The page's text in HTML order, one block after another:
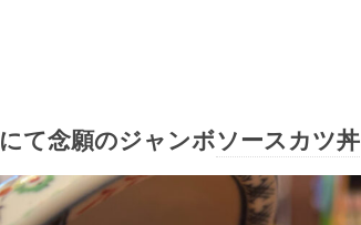
にて念願のジャンボソースカツ丼